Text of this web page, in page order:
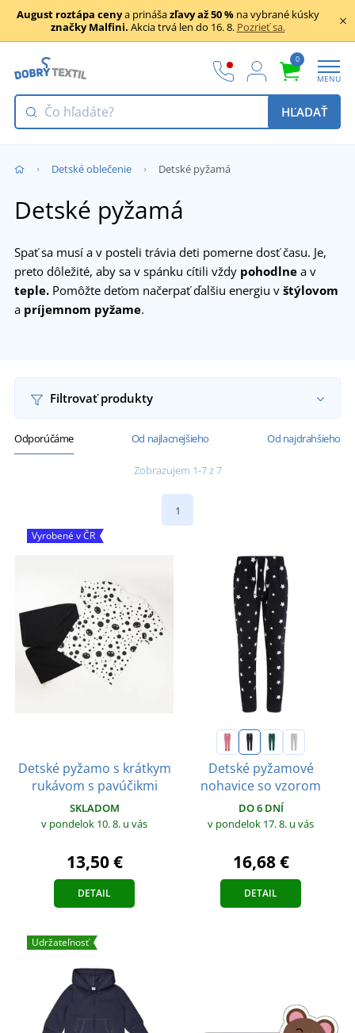
August roztápa cenya prinášazľavy až 50 %na vybrané kúsky
značky Malfini. Akcia trvá len do 16. 8. Pozrieť sa.
0
MENU
HĽADAŤ
Detské oblečenie Detské pyžamá
Detské pyžamá
Spať sa musí a v posteli trávia deti pomerne dosť času. Je,
preto dôležité, aby sa v spánku cítili vždy pohodlne a v
teple. Pomôžte deťom načerpať ďalšiu energiu v štýlovom
a príjemnom pyžame.
Filtrovať produkty
Odporúčáme Od najlacnejšieho Od najdrahšieho
Zobrazujem 1-7 z 7
1
Vyrobené v ČR
Detské pyžamo s krátkym
rukávom s pavúčikmi
SKLADOM
v pondelok 10. 8. u vás
13,50 €
DETAIL
Detské pyžamové
nohavice so vzorom
DO 6 DNÍ
v pondelok 17. 8. u vás
16,68 €
DETAIL
Udržateľnosť